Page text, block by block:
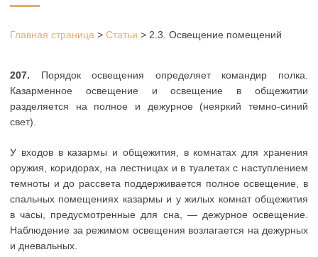
Главная страница > Статьи > 2.3. Освещение помещений
207. Порядок освещения определяет командир полка.
Казарменное освещение и освещение в общежитии
разделяется на полное и дежурное (неяркий темно-синий
свет).
У входов в казармы и общежития, в комнатах для хранения
оружия, коридорах, на лестницах и в туалетах с наступлением
темноты и до рассвета поддерживается полное освещение, в
спальных помещениях казармы и у жилых комнат общежития
в часы, предусмотренные для сна, — дежурное освещение.
Наблюдение за режимом освещения возлагается на дежурных
и дневальных.